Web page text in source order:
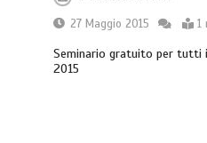
27 Maggio 2015
1
Seminario gratuito per tutti
2015